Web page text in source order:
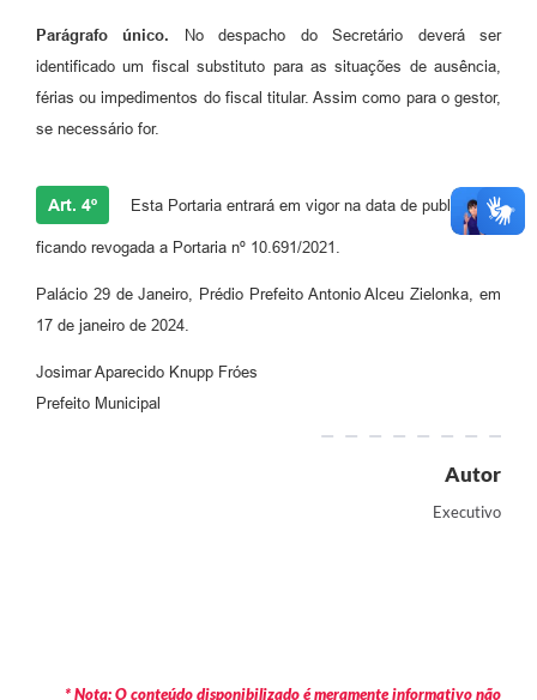
Parágrafo único. No despacho do Secretário deverá ser
identificado um fiscal substituto para as situações de ausência,
férias ou impedimentos do fiscal titular. Assim como para o gestor,
se necessário for.
Art. 4º Esta Portaria entrará em vigor na data de publicação,
ficando revogada a Portaria nº 10.691/2021.
Palácio 29 de Janeiro, Prédio Prefeito Antonio Alceu Zielonka, em
17 de janeiro de 2024.
Josimar Aparecido Knupp Fróes
Prefeito Municipal
Autor
Executivo
* Nota: O conteúdo disponibilizado é meramente informativo não